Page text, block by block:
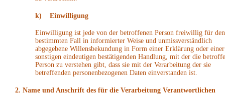
k) Einwilligung
Einwilligung ist jede von der betroffenen Person freiwillig für den
bestimmten Fall in informierter Weise und unmissverständlich
abgegebene Willensbekundung in Form einer Erklärung oder einer
sonstigen eindeutigen bestätigenden Handlung, mit der die
Person zu verstehen gibt, dass sie mit der Verarbeitung der sie
betreffenden personenbezogenen Daten einverstanden ist.
2. Name und Anschrift des für die Verarbeitung Verantwortlichen